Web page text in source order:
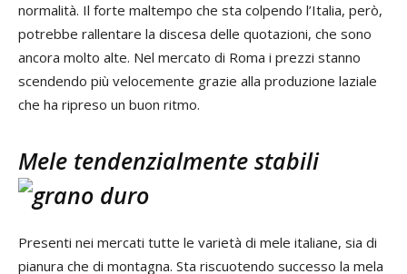
normalità. Il forte maltempo che sta colpendo l’Italia, però,
potrebbe rallentare la discesa delle quotazioni, che sono
ancora molto alte. Nel mercato di Roma i prezzi stanno
scendendo più velocemente grazie alla produzione laziale
che ha ripreso un buon ritmo.
Mele tendenzialmente stabili
Presenti nei mercati tutte le varietà di mele italiane, sia di
pianura che di montagna. Sta riscuotendo successo la mela